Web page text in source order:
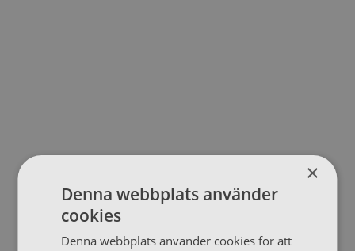
×
Denna webbplats använder
cookies
Denna webbplats använder cookies för att